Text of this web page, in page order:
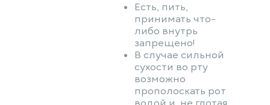
Есть, пить,
принимать что-
либо внутрь
запрещено!
В случае сильной
сухости во рту
возможно
прополоскать рот